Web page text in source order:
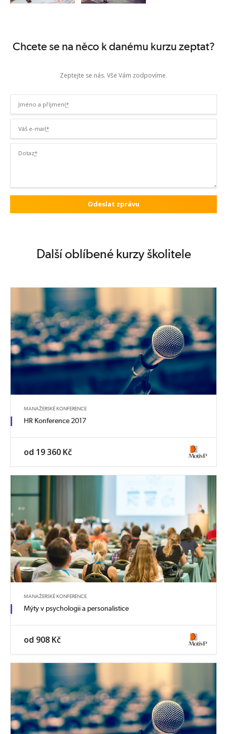
Chcete se na něco k danému kurzu zeptat?
Zeptejte se nás. Vše Vám zodpovíme.
Jméno a příjmení*
Váš e-mail*
Dotaz*
Další oblíbené kurzy školitele
MANAŽERSKÉ KONFERENCE
HR Konference 2017
od 19 360 Kč
MANAŽERSKÉ KONFERENCE
Mýty v psychologii a personalistice
od 908 Kč